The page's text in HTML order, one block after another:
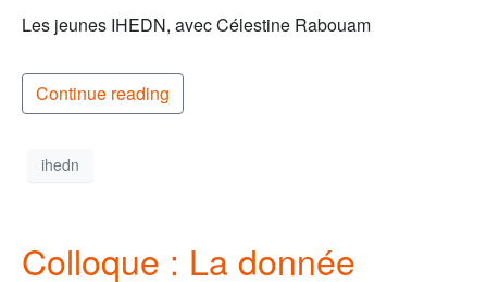
Les jeunes IHEDN, avec Célestine Rabouam
Continue reading
ihedn
Colloque : La donnée